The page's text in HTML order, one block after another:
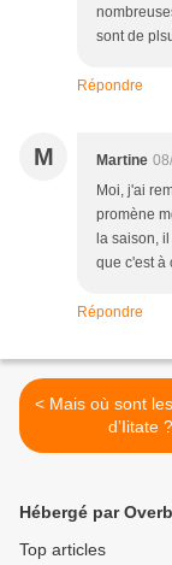
sont de
Répondre
M Martine
Moi, j'ai
promène
la saison,
que c'est à
Répondre
< Mais où sont les villageois
d’Iitate ?
Hébergé par
Top articles